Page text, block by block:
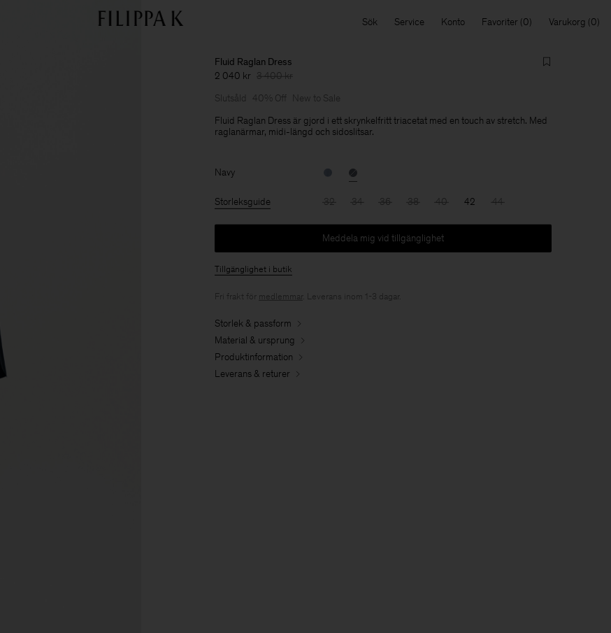
Sök Service Konto Favoriter Varukorg
Fluid Raglan Dress
2 040 kr 3 400 kr
Slutsåld
40% Off
New to Sale
Fluid Raglan Dress är gjord i ett skrynkelfritt triacetat med en touch av stretch. Med
raglanärmar, midi-längd och sidoslitsar.
Navy
Storleksguide 32 34 36 38 40 42 44
Meddela mig vid tillgänglighet
Tillgänglighet i butik
Fri frakt för medlemmar. Leverans inom 1-3 dagar.
Storlek & passform
Material & ursprung
Produktinformation
Leverans & returer